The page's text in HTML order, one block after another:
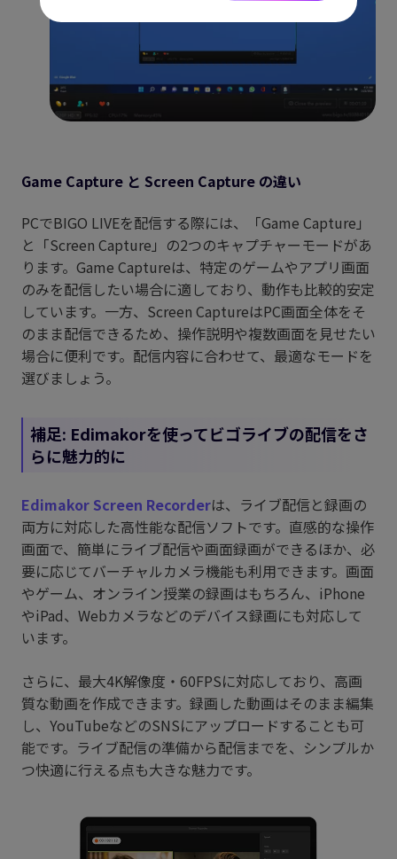
Game Capture と Screen Capture の違い
PCでBIGO LIVEを配信する際には、「Game Capture」
と「Screen Capture」の2つのキャプチャーモードがあ
ります。Game Captureは、特定のゲームやアプリ画面
のみを配信したい場合に適しており、動作も比較的安定
しています。一方、Screen CaptureはPC画面全体をそ
のまま配信できるため、操作説明や複数画面を見せたい
場合に便利です。配信内容に合わせて、最適なモードを
選びましょう。
補足: Edimakorを使ってビゴライブの配信をさ
らに魅力的に
Edimakor Screen Recorderは、ライブ配信と録画の
両方に対応した高性能な配信ソフトです。直感的な操作
画面で、簡単にライブ配信や画面録画ができるほか、必
要に応じてバーチャルカメラ機能も利用できます。画面
やゲーム、オンライン授業の録画はもちろん、iPhone
やiPad、Webカメラなどのデバイス録画にも対応して
います。
さらに、最大4K解像度・60FPSに対応しており、高画
質な動画を作成できます。録画した動画はそのまま編集
し、YouTubeなどのSNSにアップロードすることも可
能です。ライブ配信の準備から配信までを、シンプルか
つ快適に行える点も大きな魅力です。